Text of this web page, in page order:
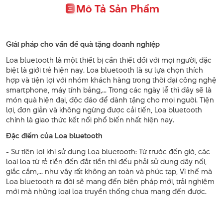
Mô Tả Sản Phẩm
Giải pháp cho vấn đề quà tặng doanh nghiệp
Loa bluetooth là một thiết bị cần thiết đối với mọi người, đặc
biệt là giới trẻ hiện nay. Loa bluetooth là sự lựa chọn thích
hợp và tiện lợi với nhóm khách hàng trong thời đại công nghệ
smartphone, máy tính bảng,... Trong các ngày lễ thì đây sẽ là
món quà hiện đại, độc đáo để dành tặng cho mọi người. Tiện
lợi, đơn giản và không ngừng được cải tiến, Loa bluetooth
chính là giao thức kết nối phổ biến nhất hiện nay.
Đặc điểm của Loa bluetooth
- Sự tiện lợi khi sử dụng Loa bluetooth: Từ trước đến giờ, các
loại loa từ rẻ tiền đến đắt tiền thì đểu phải sử dụng dây nối,
giắc cắm,... như vậy rất không an toàn và phức tạp, Vì thế mà
Loa bluetooth ra đời sẽ mang đến biện pháp mới, trải nghiệm
mới mà những loại loa truyền thống chưa mang đến được.